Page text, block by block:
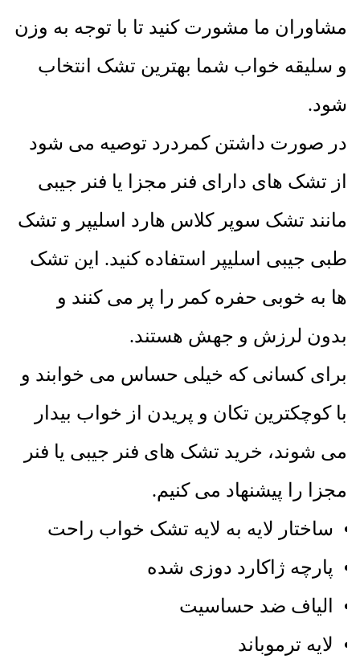
مشاوران ما مشورت کنید تا با توجه به وزن
و سلیقه خواب شما بهترین تشک انتخاب
شود.
در صورت داشتن کمردرد توصیه می شود
از تشک های دارای فنر مجزا یا فنر جیبی
مانند تشک سوپر کلاس هارد اسلیپر و تشک
طبی جیبی اسلیپر استفاده کنید. این تشک
ها به خوبی حفره کمر را پر می کنند و
بدون لرزش و جهش هستند.
برای کسانی که خیلی حساس می خوابند و
با کوچکترین تکان و پریدن از خواب بیدار
می شوند، خرید تشک های فنر جیبی یا فنر
مجزا را پیشنهاد می کنیم.
ساختار لایه به لایه تشک خواب راحت
پارچه ژاکارد دوزی شده
الیاف ضد حساسیت
لایه ترموباند